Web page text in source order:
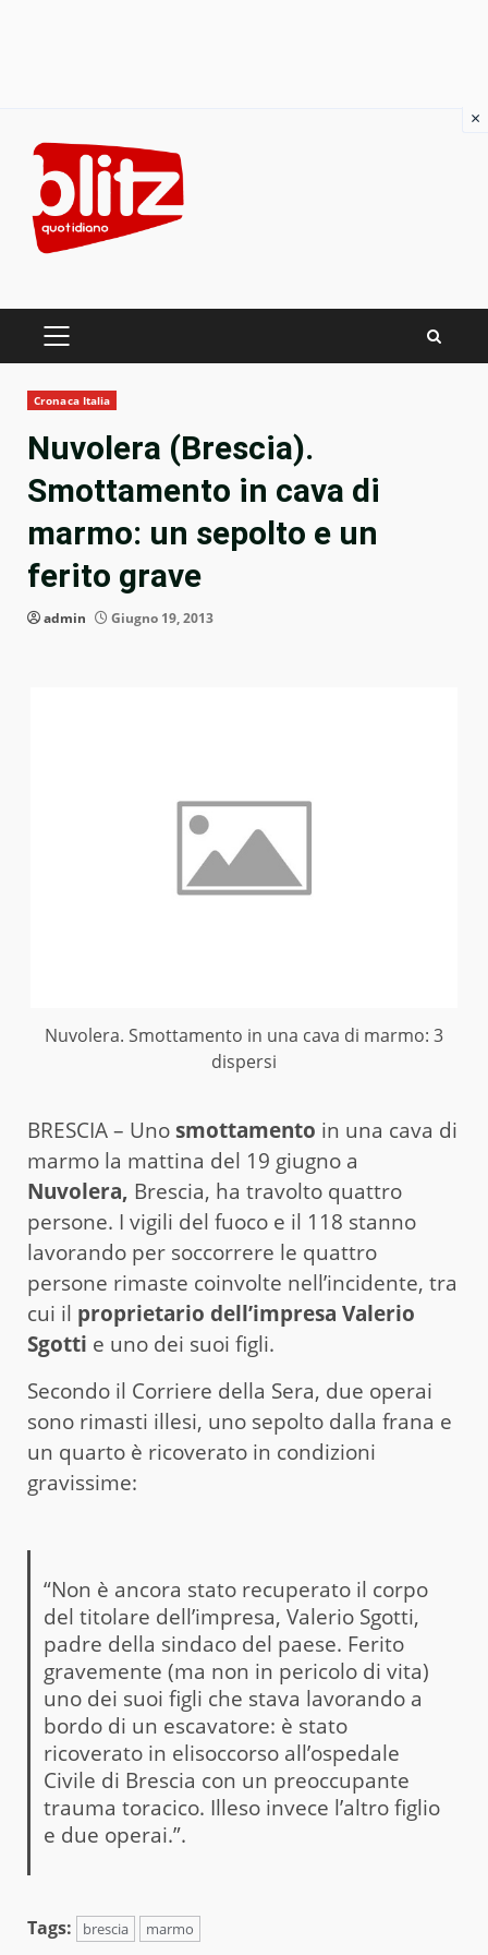
content
PRIMARY
Cronaca Italia
Nuvolera (Brescia).
Smottamento in cava di
marmo: un sepolto e un
ferito grave
admin Giugno 19, 2013
Nuvolera. Smottamento in una cava di marmo: 3
dispersi
BRESCIA – Uno smottamento in una cava di
marmo la mattina del 19 giugno a
Nuvolera, Brescia, ha travolto quattro
persone. I vigili del fuoco e il 118 stanno
lavorando per soccorrere le quattro
persone rimaste coinvolte nell’incidente, tra
cui il proprietario dell’impresa Valerio
Sgotti e uno dei suoi figli.
Secondo il Corriere della Sera, due operai
sono rimasti illesi, uno sepolto dalla frana e
un quarto è ricoverato in condizioni
gravissime:
“Non è ancora stato recuperato il corpo
del titolare dell’impresa, Valerio Sgotti,
padre della sindaco del paese. Ferito
gravemente (ma non in pericolo di vita)
uno dei suoi figli che stava lavorando a
bordo di un escavatore: è stato
ricoverato in elisoccorso all’ospedale
Civile di Brescia con un preoccupante
trauma toracico. Illeso invece l’altro figlio
e due operai.”.
Tags: brescia marmo
×